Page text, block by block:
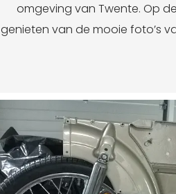
omgeving van Twente. Op
genieten van de mooie foto’s